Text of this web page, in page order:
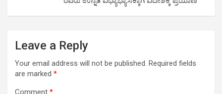
Leave a Reply
Your email address will not be published. Required fields
are marked *
Comment *